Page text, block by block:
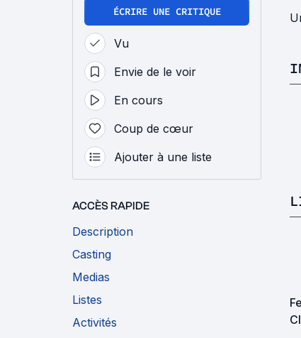
ÉCRIRE UNE CRITIQUE
Vu
Envie de le voir
En cours
Coup de cœur
Ajouter à une liste
ACCÈS RAPIDE
Description
Casting
Medias
Listes
Activités